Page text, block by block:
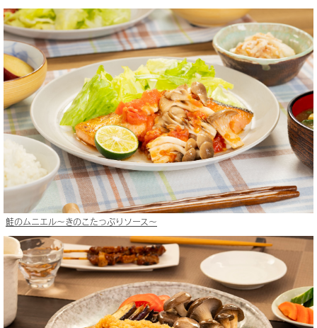
鮭のムニエル〜きのこたっぷりソース〜